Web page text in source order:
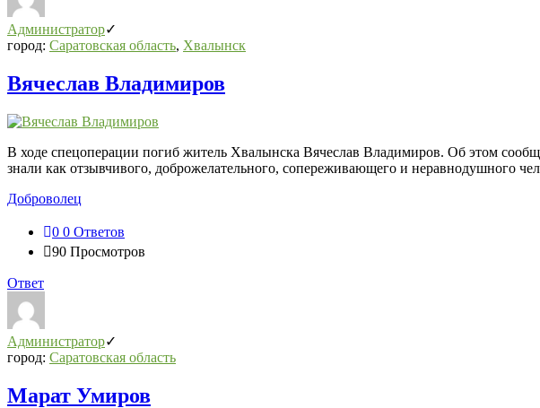
Администратор
город: Саратовская область, Хвалынск
Вячеслав Владимиров
В ходе спецоперации погиб житель Хвалынска Вячеслав Владимиров. Об этом
знали как отзывчивого, доброжелательного, сопереживающего и неравнодушного
Доброволец
0 0 Ответов
90 Просмотров
Ответ
Администратор
город: Саратовская область
Марат Умиров